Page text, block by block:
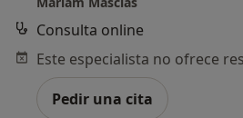
Consulta online
Pedir una cita